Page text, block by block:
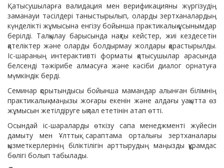
Қатысушыларға валидация мен верификацияны жүргізудің
заманауи тәсілдері таныстырылып, оларды зертханалардың
күнделікті жұмысына енгізу бойынша практикалық ұсынымдар
берілді. Талқылау барысында нақты кейстер, жиі кездесетін
қателіктер және оларды болдырмау жолдары қарастырылды.
Іс-шараның интерактивті форматы қатысушылар арасында
белсенді тәжірибе алмасуға және кәсіби диалог орнатуға
мүмкіндік берді.
Семинар қорытындысы бойынша мамандар алынған білімнің
практикалық маңызы жоғары екенін және алдағы уақытта өз
жұмысын жетілдіруге ықпал ететінін атап өтті.
Осындай іс-шараларды өткізу сапа менеджменті жүйесін
дамыту мен Ұлттық сараптама орталығы зертханалары
қызметкерлерінің біліктілігін арттырудың маңызды құрамдас
бөлігі болып табылады.